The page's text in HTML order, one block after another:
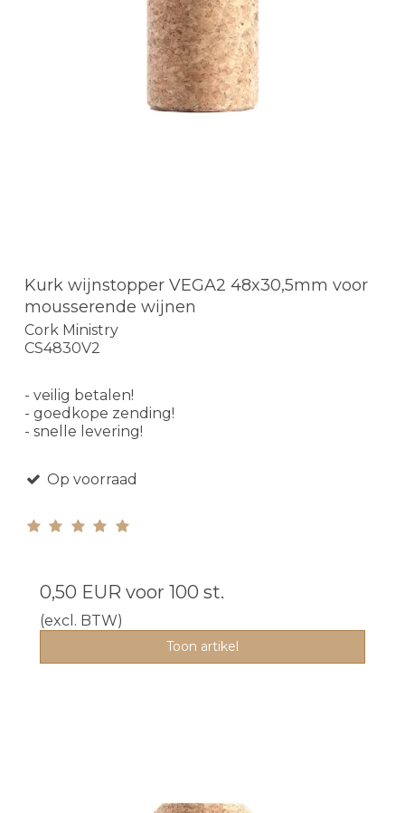
Kurk wijnstopper VEGA2 48x30,5mm voor
mousserende wijnen
Cork Ministry
CS4830V2
- veilig betalen!
- goedkope zending!
- snelle levering!
Op voorraad
0,50 EUR voor 100 st.
(excl. BTW)
Toon artikel